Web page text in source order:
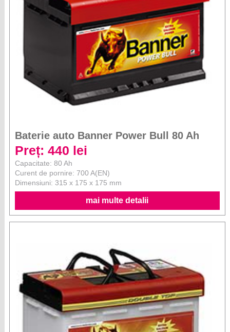
Baterie auto Banner Power Bull 80 Ah
Preț: 440 lei
Capacitate: 80 Ah
Curent de pornire: 700 A(EN)
Dimensiuni: 315 x 175 x 175 mm
mai multe detalii